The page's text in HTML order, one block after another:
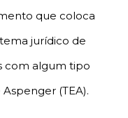
que coloca
jurídico de
com algum tipo
(TEA).